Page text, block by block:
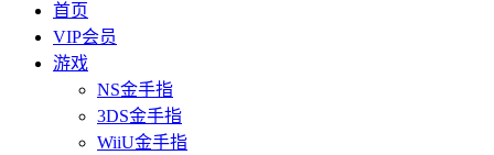
首页
VIP会员
游戏
NS金手指
3DS金手指
WiiU金手指